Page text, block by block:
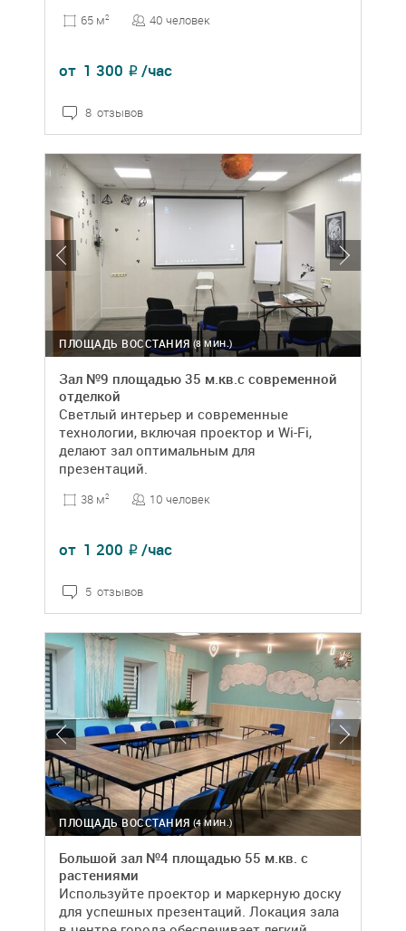
65 м2 40 человек
от 1 300 ₽ /час
8 отзывов
(8 МИН.)
ПЛОЩАДЬ ВОССТАНИЯ
Зал №9 площадью 35 м.кв.с современной
отделкой
Светлый интерьер и современные
технологии, включая проектор и Wi-Fi,
делают зал оптимальным для
презентаций.
38 м2 10 человек
от 1 200 ₽ /час
5 отзывов
(4 МИН.)
ПЛОЩАДЬ ВОССТАНИЯ
Большой зал №4 площадью 55 м.кв. с
растениями
Используйте проектор и маркерную доску
для успешных презентаций. Локация зала